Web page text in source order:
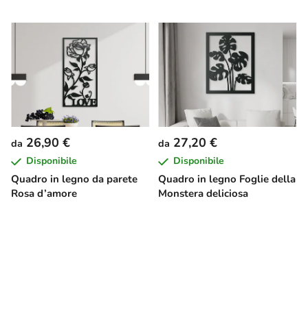
Quadro in legno da parete
Rosa d’amore
da 26,90 €
Disponibile
Quadro in legno Foglie della
Monstera deliciosa
da 27,20 €
Disponibile